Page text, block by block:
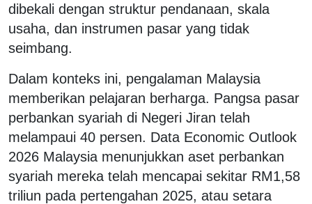
dibekali dengan struktur pendanaan, skala
usaha, dan instrumen pasar yang tidak
seimbang.
Dalam konteks ini, pengalaman Malaysia
memberikan pelajaran berharga. Pangsa pasar
perbankan syariah di Negeri Jiran telah
melampaui 40 persen. Data Economic Outlook
2026 Malaysia menunjukkan aset perbankan
syariah mereka telah mencapai sekitar RM1,58
triliun pada pertengahan 2025, atau setara